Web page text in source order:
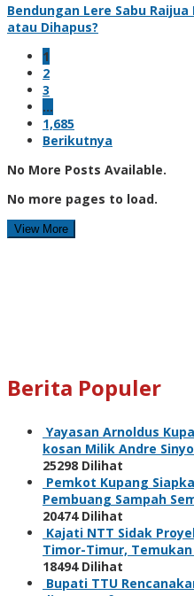
Bendungan Lere Sabu
atau Dihapus?
1
2
3
…
1,685
Berikutnya
No More Posts Available.
No more pages to load.
View More
Berita Populer
Yayasan Arnoldus
kosan Milik Andre
25298 Dilihat
Pemkot Kupang
Pembuang Sampah
20474 Dilihat
Kajati NTT Sidak
Timor-Timur,
18494 Dilihat
Bupati TTU